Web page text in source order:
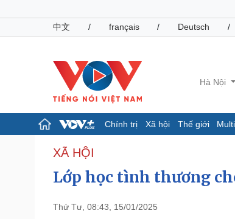
中文
/ français / Deutsch /
Hà Nội
Chính trị Xã hội Thế giới
Chính trị
Tổ chức nhân sự
Nhận diện sự thật
Dự báo thời
XÃ HỘI
Lớp học tình thương
Thứ Tư, 08:43, 15/01/2025